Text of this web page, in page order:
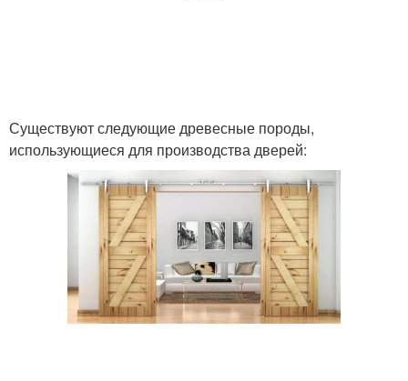
Существуют следующие древесные породы,
использующиеся для производства дверей: